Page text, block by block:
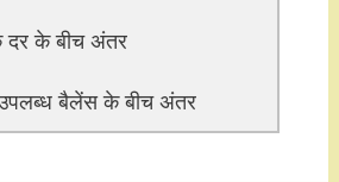
के बीच अंतर
बैलेंस के बीच अंतर